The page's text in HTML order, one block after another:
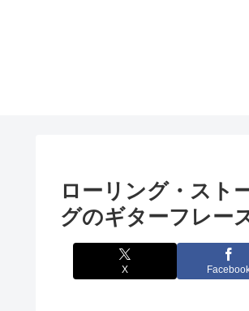
ローリング・スト
グのギターフレー
X